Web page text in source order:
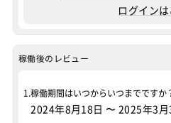
ログイン
稼働後のレビュー
1.稼働期間はいつからいつまでですか
2024年8月18日 〜 2025年3月